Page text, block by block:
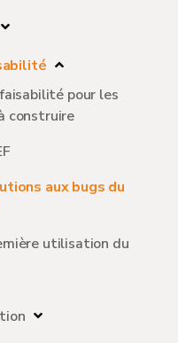
pour les
construire
aux bugs du
utilisation du